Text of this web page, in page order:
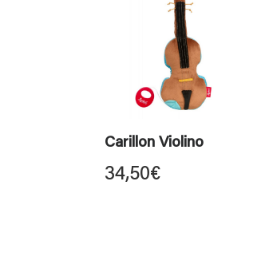
Carillon Violino
34,50€